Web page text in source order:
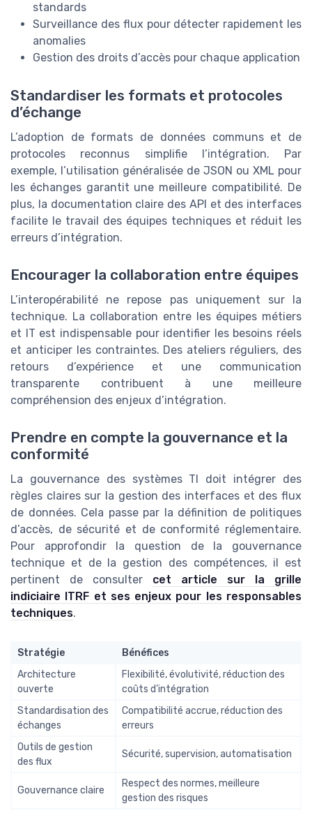
standards
Surveillance des flux pour détecter rapidement les
anomalies
Gestion des droits d’accès pour chaque application
Standardiser les formats et protocoles
d’échange
L’adoption de formats de données communs et de
protocoles reconnus simplifie l’intégration. Par
exemple, l’utilisation généralisée de JSON ou XML pour
les échanges garantit une meilleure compatibilité. De
plus, la documentation claire des API et des interfaces
facilite le travail des équipes techniques et réduit les
erreurs d’intégration.
Encourager la collaboration entre équipes
L’interopérabilité ne repose pas uniquement sur la
technique. La collaboration entre les équipes métiers
et IT est indispensable pour identifier les besoins réels
et anticiper les contraintes. Des ateliers réguliers, des
retours d’expérience et une communication
transparente contribuent à une meilleure
compréhension des enjeux d’intégration.
Prendre en compte la gouvernance et la
conformité
La gouvernance des systèmes TI doit intégrer des
règles claires sur la gestion des interfaces et des flux
de données. Cela passe par la définition de politiques
d’accès, de sécurité et de conformité réglementaire.
Pour approfondir la question de la gouvernance
technique et de la gestion des compétences, il est
pertinent de consulter cet article sur la grille
indiciaire ITRF et ses enjeux pour les responsables
techniques.
Stratégie
Bénéfices
Architecture
ouverte
Flexibilité, évolutivité, réduction des
coûts d’intégration
Standardisation des
échanges
Compatibilité accrue, réduction des
erreurs
Outils de gestion
des flux
Sécurité, supervision, automatisation
Gouvernance claire
Respect des normes, meilleure
gestion des risques